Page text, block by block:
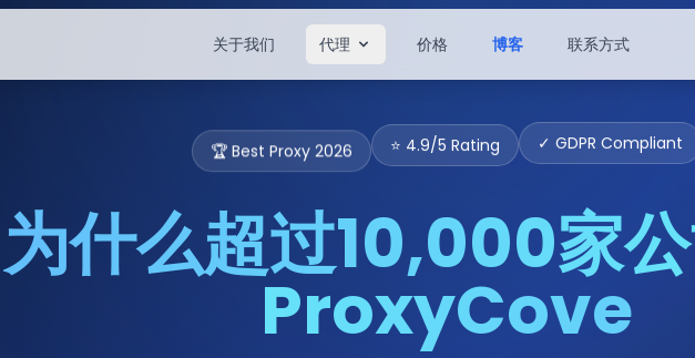
关于我们 代理 价格 博客 联系方式
🏆 Best Proxy 2026 ⭐ 4.9/5 Rating ✓ GDPR Compliant
为什么超过10,000家
ProxyCove
家公司选择我们